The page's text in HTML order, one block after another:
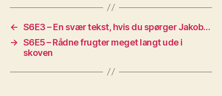
← S6E3 – En svær tekst, hvis du spørger Jakob…
→ S6E5 – Rådne frugter meget langt ude i
skoven